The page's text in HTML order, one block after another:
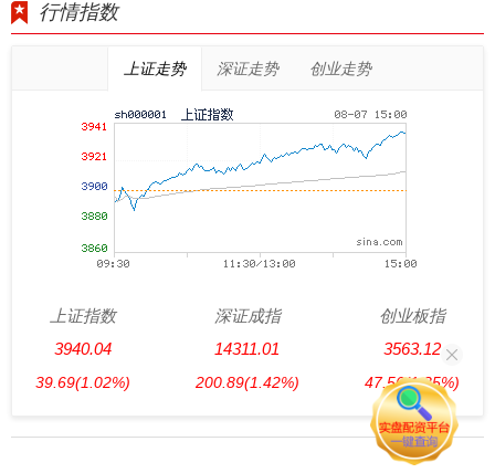
行情指数
上证走势 深证走势 创业走势
上证指数
3940.04
39.69(1.02%)
深证成指
14311.01
200.89(1.42%)
创业板指
3563.12
47.56(1.35%)